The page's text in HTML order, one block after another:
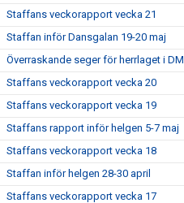
Staffans veckorapport vecka 21
Staffan inför Dansgalan 19-20 maj
Överraskande seger för herrlaget i DM
Staffans veckorapport vecka 20
Staffans veckorapport vecka 19
Staffans rapport inför helgen 5-7 maj
Staffans veckorapport vecka 18
Staffan inför helgen 28-30 april
Staffans veckorapport vecka 17